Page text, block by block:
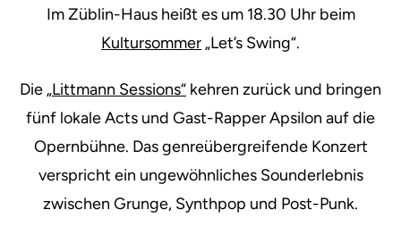
Im Züblin-Haus heißt es um 18.30 Uhr beim
Kultursommer „Let’s Swing“.
Die „Littmann Sessions“ kehren zurück und bringen
fünf lokale Acts und Gast-Rapper Apsilon auf die
Opernbühne. Das genreübergreifende Konzert
verspricht ein ungewöhnliches Sounderlebnis
zwischen Grunge, Synthpop und Post-Punk.